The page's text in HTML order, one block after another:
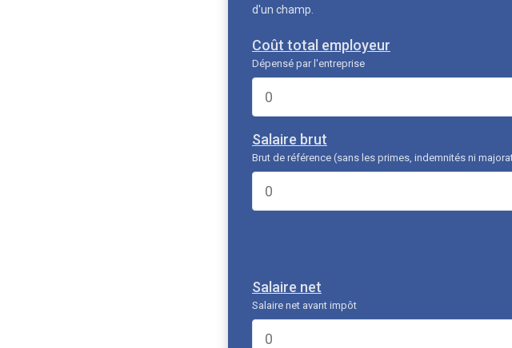
d'un champ.
Coût total employeur
Dépensé par l'entreprise
Salaire brut
Brut de référence (sans les primes, indemnités ni
Salaire net
Salaire net avant impôt